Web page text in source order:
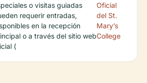
o visitas guiadas
requerir entradas,
en la recepción
o a través del sitio web
(
Oficial
del St.
Mary’s
College